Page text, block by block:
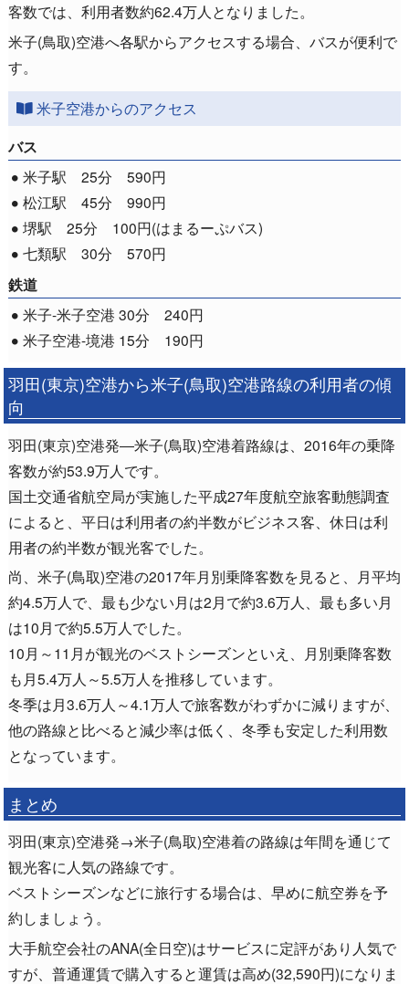
客数では、利用者数約62.4万人となりました。
米子(鳥取)空港へ各駅からアクセスする場合、バスが便利で
す。
米子空港からのアクセス
バス
米子駅 25分 590円
松江駅 45分 990円
堺駅 25分 100円(はまるーぷバス)
七類駅 30分 570円
鉄道
米子-米子空港 30分 240円
米子空港-境港 15分 190円
羽田(東京)空港から米子(鳥取)空港路線の利用者の傾
向
羽田(東京)空港発―米子(鳥取)空港着路線は、2016年の乗降
客数が約53.9万人です。
国土交通省航空局が実施した平成27年度航空旅客動態調査
によると、平日は利用者の約半数がビジネス客、休日は利
用者の約半数が観光客でした。
尚、米子(鳥取)空港の2017年月別乗降客数を見ると、月平均
約4.5万人で、最も少ない月は2月で約3.6万人、最も多い月
は10月で約5.5万人でした。
10月～11月が観光のベストシーズンといえ、月別乗降客数
も月5.4万人～5.5万人を推移しています。
冬季は月3.6万人～4.1万人で旅客数がわずかに減りますが、
他の路線と比べると減少率は低く、冬季も安定した利用数
となっています。
まとめ
羽田(東京)空港発→米子(鳥取)空港着の路線は年間を通じて
観光客に人気の路線です。
ベストシーズンなどに旅行する場合は、早めに航空券を予
約しましょう。
大手航空会社のANA(全日空)はサービスに定評があり人気で
すが、普通運賃で購入すると運賃は高め(32,590円)になりま